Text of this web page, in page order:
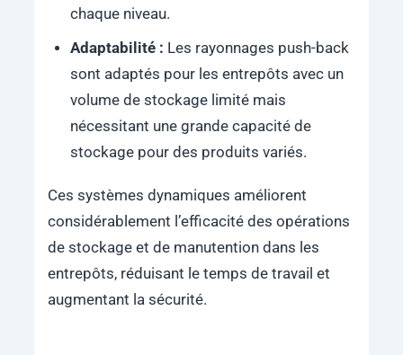
chaque niveau.
Adaptabilité : Les rayonnages push-back
sont adaptés pour les entrepôts avec un
volume de stockage limité mais
nécessitant une grande capacité de
stockage pour des produits variés.
Ces systèmes dynamiques améliorent
considérablement l’efficacité des opérations
de stockage et de manutention dans les
entrepôts, réduisant le temps de travail et
augmentant la sécurité.